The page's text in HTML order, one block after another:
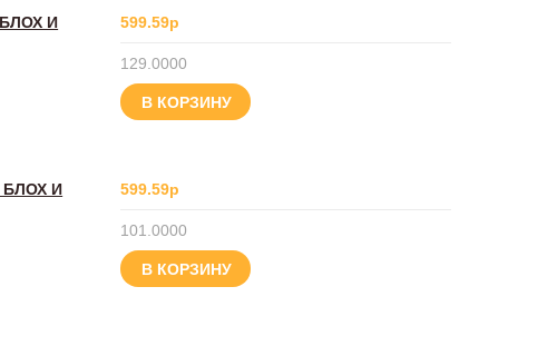
И
599.59р
129.0000
В КОРЗИНУ
И
599.59р
101.0000
В КОРЗИНУ